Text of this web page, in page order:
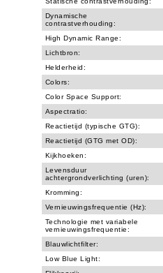
Dynamische
contrastverhouding:
High Dynamic Range:
Lichtbron:
Helderheid:
Colors:
Color Space Support:
Aspectratio:
Reactietijd (typische GTG):
Reactietijd (GTG met OD):
Kijkhoeken:
Levensduur
achtergrondverlichting (uren):
Kromming:
Vernieuwingsfrequentie (Hz):
Technologie met variabele
vernieuwingsfrequentie:
Blauwlichtfilter:
Low Blue Light: